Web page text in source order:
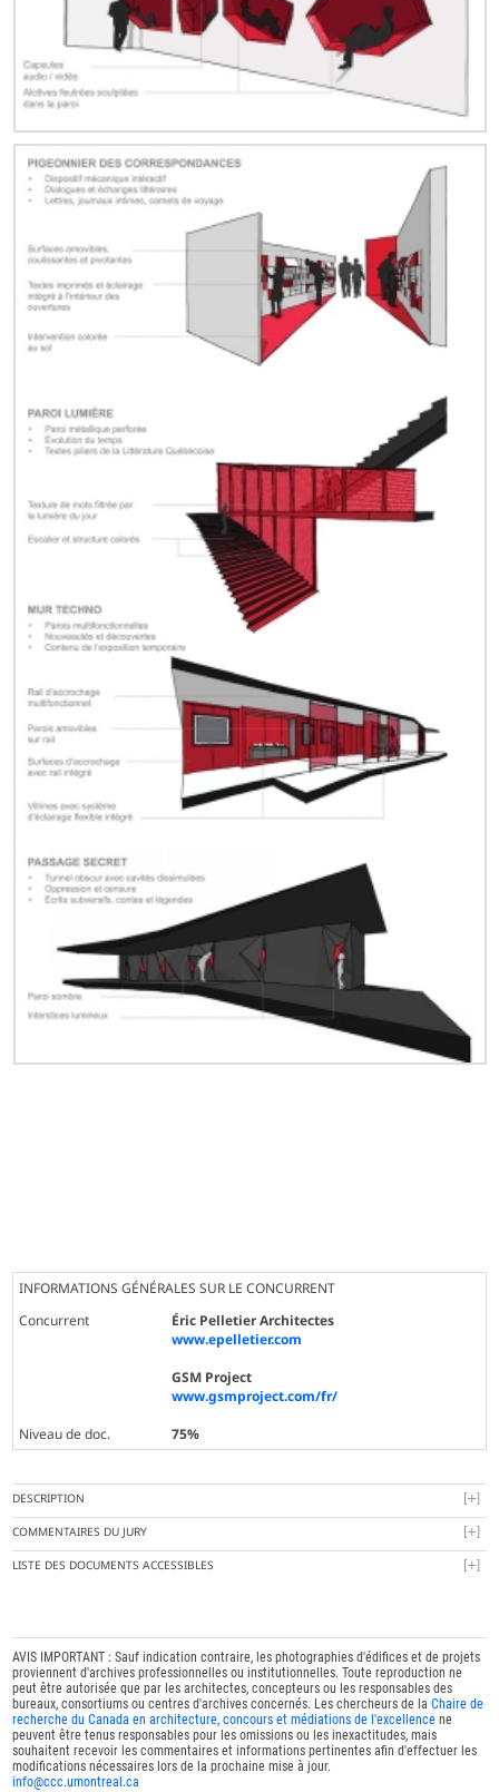
INFORMATIONS GÉNÉRALES SUR LE CONCURRENT
Concurrent
Éric Pelletier Architectes
www.epelletier.com
GSM Project
www.gsmproject.com/fr/
Niveau de doc.
75%
DESCRIPTION
COMMENTAIRES DU JURY
LISTE DES DOCUMENTS ACCESSIBLES
AVIS IMPORTANT : Sauf indication contraire, les photographies d'édifices et de projets
proviennent d'archives professionnelles ou institutionnelles. Toute reproduction ne
peut être autorisée que par les architectes, concepteurs ou les responsables des
bureaux, consortiums ou centres d'archives concernés. Les chercheurs de laChaire de
recherche du Canada en architecture, concours et médiations de l'excellence ne
peuvent être tenus responsables pour les omissions ou les inexactitudes, mais
souhaitent recevoir les commentaires et informations pertinentes afin d'effectuer les
modifications nécessaires lors de la prochaine mise à jour.
info@ccc.umontreal.ca